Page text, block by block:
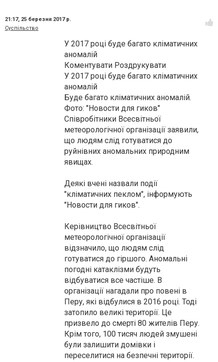
21:17, 25 березня 2017 р.
Суспільство
У 2017 році буде багато кліматичних
аномалій
Коментувати Роздрукувати
У 2017 році буде багато кліматичних
аномалій
Буде багато кліматичних аномалій.
Фото: "Новости для гиков"
Співробітники Всесвітньої
метеорологічної організації заявили,
що людям слід готуватися до
руйнівних аномальних природним
явищах.
Деякі вчені назвали події
"кліматичних пеклом", інформують
"Новости для гиков".
Керівництво Всесвітньої
метеорологічної організації
відзначило, що людям слід
готуватися до гіршого. Аномальні
погодні катаклізми будуть
відбуватися все частіше. В
організації нагадали про повені в
Перу, які відбулися в 2016 році. Тоді
затопило великі території. Це
призвело до смерті 80 жителів Перу.
Крім того, 100 тисяч людей змушені
були залишити домівки і
переселитися на безпечні території.